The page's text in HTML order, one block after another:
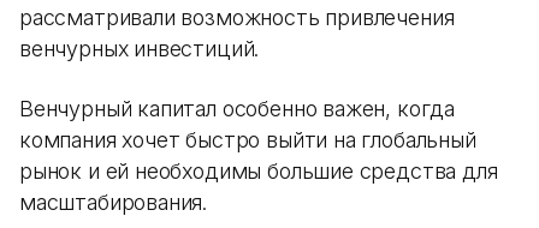
рассматривали возможность привлечения
венчурных инвестиций.
Венчурный капитал особенно важен, когда
компания хочет быстро выйти на глобальный
рынок и ей необходимы большие средства для
масштабирования.